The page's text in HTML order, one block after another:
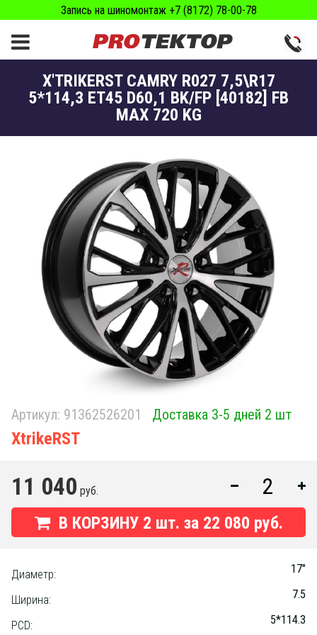
Запись на шиномонтаж +7 (8172) 78-00-78
X'TRIKERST CAMRY R027 7,5\R17
5*114,3 ET45 D60,1 BK/FP [40182] FB
MAX 720 KG
Артикул: 91362526201 Доставка 3-5 дней 2 шт
XtrikeRST
11 040 руб.
В КОРЗИНУ 2 шт. за 22 080 руб.
Диаметр: 17"
Ширина: 7.5
PCD: 5*114.3